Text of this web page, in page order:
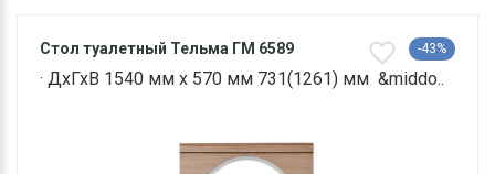
Стол туалетный Тельма ГМ 6589 -43%
· ДхГхВ 1540 мм х 570 мм 731(1261) мм &middo..